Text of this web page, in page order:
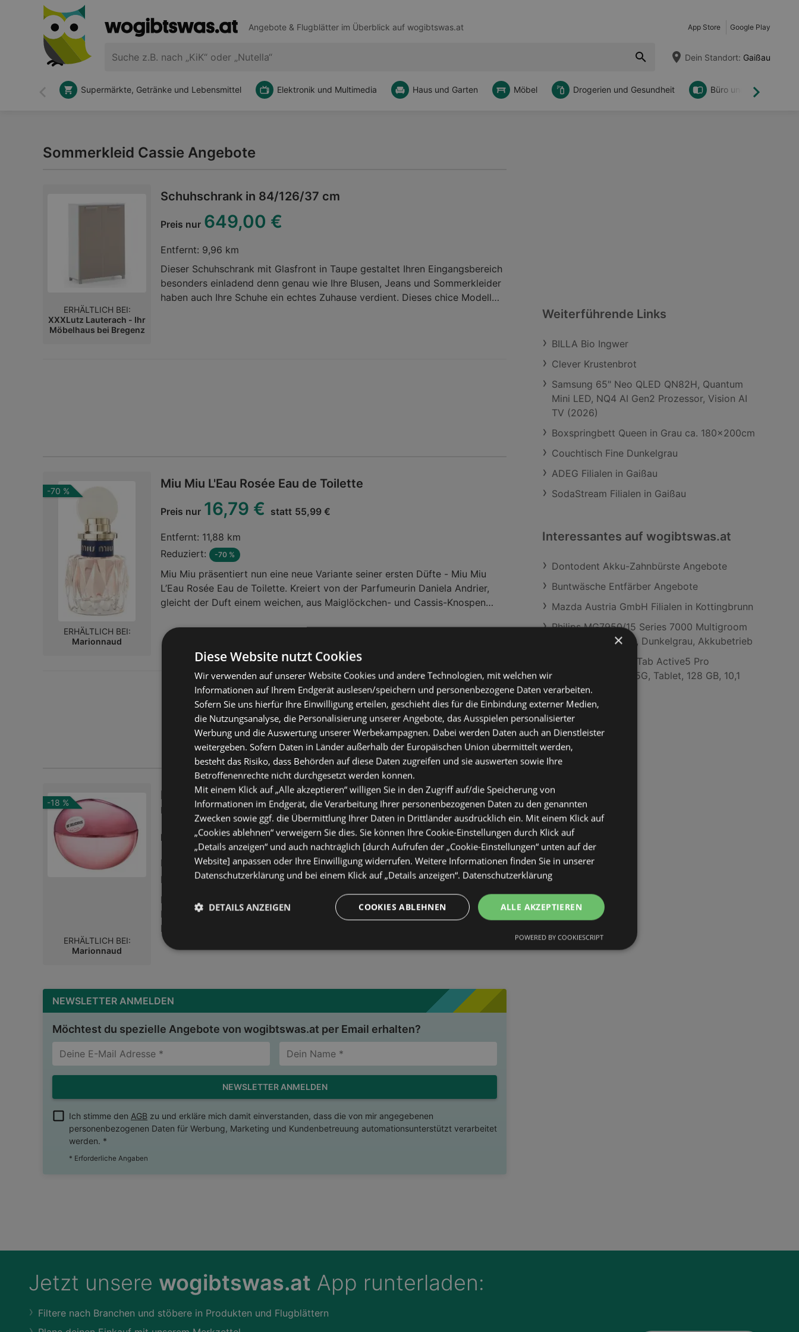
Angebote & Flugblätter im Überblick auf wogibtswas.at App Store Google Play
Dein Standort: Gaißau
Zurück Weiter
Supermärkte, Getränke und Lebensmittel Elektronik und Multimedia Haus und Garten Möbel Drogerien und Gesundheit Büro und DIY
Sommerkleid Cassie Angebote
Schuhschrank in 84/126/37 cm
Preis nur 649,00 €
Entfernt: 9,96 km
Dieser Schuhschrank mit Glasfront in Taupe gestaltet Ihren Eingangsbereich
besonders einladend denn genau wie Ihre Blusen, Jeans und Sommerkleider
haben auch Ihre Schuhe ein echtes Zuhause verdient. Dieses chice Modell
ERHÄLTLICH BEI:
XXXLutz Lauterach - Ihr
Möbelhaus bei Bregenz
-70 %
Miu Miu L'Eau Rosée Eau de Toilette
Preis nur 16,79 € statt 55,99 €
Entfernt: 11,88 km
Reduziert:
-70 %
Miu Miu präsentiert nun eine neue Variante seiner ersten Düfte - Miu Miu
L’Eau Rosée Eau de Toilette. Kreiert von der Parfumeurin Daniela Andrier,
gleicht der Duft einem weichen, aus Maiglöckchen- und Cassis-Knospen
einer niveauvollen Moschus Note. Der Gesamteffekt ist der Inbegriff von
Frische. Wie der Name schon ahnen lässt, ist L’Eau Rosée taufrisch und
lebendig, ein brandneues Duftkapitel, das der jugendlichen und doch
kultivierten Geschichte von Miu Miu treu bleibt.
ERHÄLTLICH BEI:
Marionnaud
-18 %
Donna Karan DKNY Be Delicious Fresh Blossom Eau de Parfu
m
Preis nur 35,99 € statt 43,99 €
Entfernt: 11,88 km
Reduziert:
-18 %
DKNY Be Delicious Fresh Blossom nimmt Sie mit zu einem ersten
Frühlingsspaziergang im Park, der gerade in voller Blüte steht. Wie ein
Lächeln bezaubert der Duft jeden, der ihm begegnet. Unbeschwert und sehr
feminin ist er eine Kombination aus saftigen Früchten und bezaubernden
Hölzern und dem Duft geschmeidiger Haut. Diesem Duft sind Sie - und Er -
sofort verfallen.
ERHÄLTLICH BEI:
Marionnaud
NEWSLETTER ANMELDEN
Möchtest du spezielle Angebote von wogibtswas.at per Email erhalten?
NEWSLETTER ANMELDEN
Ich stimme den AGB zu und erkläre mich damit einverstanden, dass die von mir angegebenen
personenbezogenen Daten für Werbung, Marketing und Kundenbetreuung automationsunterstützt verarbeitet
werden. *
* Erforderliche Angaben
Weiterführende Links
BILLA Bio Ingwer
Clever Krustenbrot
Samsung 65" Neo QLED QN82H, Quantum
Mini LED, NQ4 AI Gen2 Prozessor, Vision AI
TV (2026)
Boxspringbett Queen in Grau ca. 180x200cm
Couchtisch Fine Dunkelgrau
ADEG Filialen in Gaißau
SodaStream Filialen in Gaißau
Interessantes auf wogibtswas.at
Dontodent Akku-Zahnbürste Angebote
Buntwäsche Entfärber Angebote
Mazda Austria GmbH Filialen in Kottingbrunn
Philips MG7950/15 Series 7000 Multigroom
All-in-One Trimmer, Dunkelgrau, Akkubetrieb
SAMSUNG Galaxy Tab Active5 Pro
Enterprise Edition 5G, Tablet, 128 GB, 10,1
Zoll, Grün
Jetzt unsere wogibtswas.at App runterladen:
Filtere nach Branchen und stöbere in Produkten und Flugblättern
×
Diese Website nutzt Cookies
Wir verwenden auf unserer Website Cookies und andere Technologien, mit welchen wir
Informationen auf Ihrem Endgerät auslesen/speichern und personenbezogene Daten verarbeiten.
Sofern Sie uns hierfür Ihre Einwilligung erteilen, geschieht dies für die Einbindung externer Medien,
die Nutzungsanalyse, die Personalisierung unserer Angebote, das Ausspielen personalisierter
Werbung und die Auswertung unserer Werbekampagnen. Dabei werden Daten auch an Dienstleister
weitergeben. Sofern Daten in Länder außerhalb der Europäischen Union übermittelt werden,
besteht das Risiko, dass Behörden auf diese Daten zugreifen und sie auswerten sowie Ihre
Betroffenenrechte nicht durchgesetzt werden können.
Mit einem Klick auf „Alle akzeptieren“ willigen Sie in den Zugriff auf/die Speicherung von
Informationen im Endgerät, die Verarbeitung Ihrer personenbezogenen Daten zu den genannten
Zwecken sowie ggf. die Übermittlung Ihrer Daten in Drittländer ausdrücklich ein. Mit einem Klick auf
„Cookies ablehnen“ verweigern Sie dies. Sie können Ihre Cookie-Einstellungen durch Klick auf
„Details anzeigen“ und auch nachträglich [durch Aufrufen der „Cookie-Einstellungen“ unten auf der
Website] anpassen oder Ihre Einwilligung widerrufen. Weitere Informationen finden Sie in unserer
Datenschutzerklärung und bei einem Klick auf „Details anzeigen“. Datenschutzerklärung
ALLE AKZEPTIEREN
COOKIES ABLEHNEN
DETAILS ANZEIGEN
POWERED BY COOKIESCRIPT